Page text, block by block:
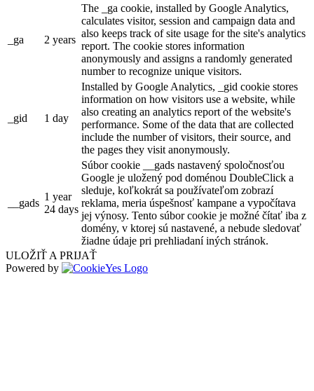
_ga 2 years
The _ga cookie, installed by Google Analytics,
calculates visitor, session and campaign data and
also keeps track of site usage for the site's analytics
report. The cookie stores information
anonymously and assigns a randomly generated
number to recognize unique visitors.
_gid 1 day
Installed by Google Analytics, _gid cookie stores
information on how visitors use a website, while
also creating an analytics report of the website's
performance. Some of the data that are collected
include the number of visitors, their source, and
the pages they visit anonymously.
__gads
1 year
24 days
Súbor cookie __gads nastavený spoločnosťou
Google je uložený pod doménou DoubleClick a
sleduje, koľkokrát sa používateľom zobrazí
reklama, meria úspešnosť kampane a vypočítava
jej výnosy. Tento súbor cookie je možné čítať iba z
domény, v ktorej sú nastavené, a nebude sledovať
žiadne údaje pri prehliadaní iných stránok.
ULOŽIŤ A PRIJAŤ
Powered by